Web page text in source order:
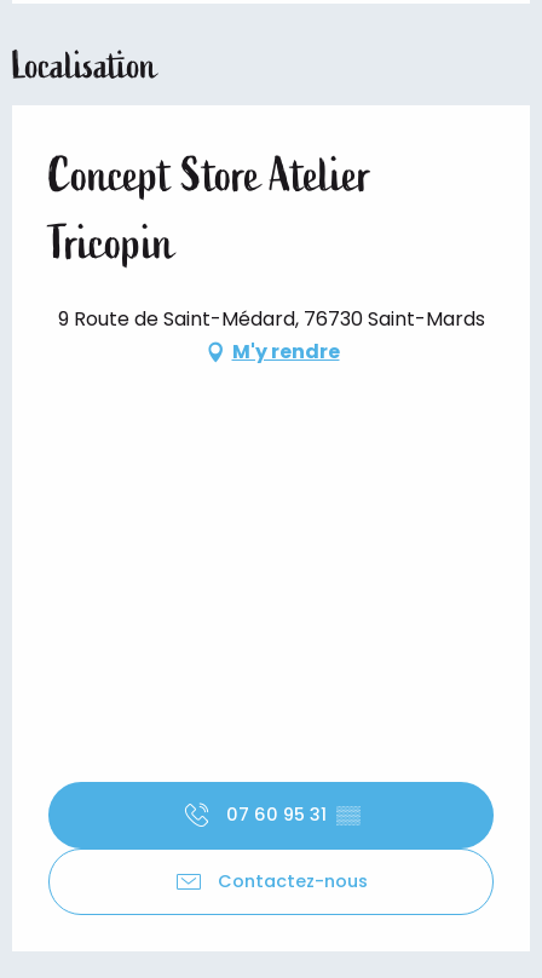
Localisation
Concept Store Atelier
Tricopin
9 Route de Saint-Médard, 76730 Saint-Mards
M'y rendre
07 60 95 31 ▒▒
Contactez-nous